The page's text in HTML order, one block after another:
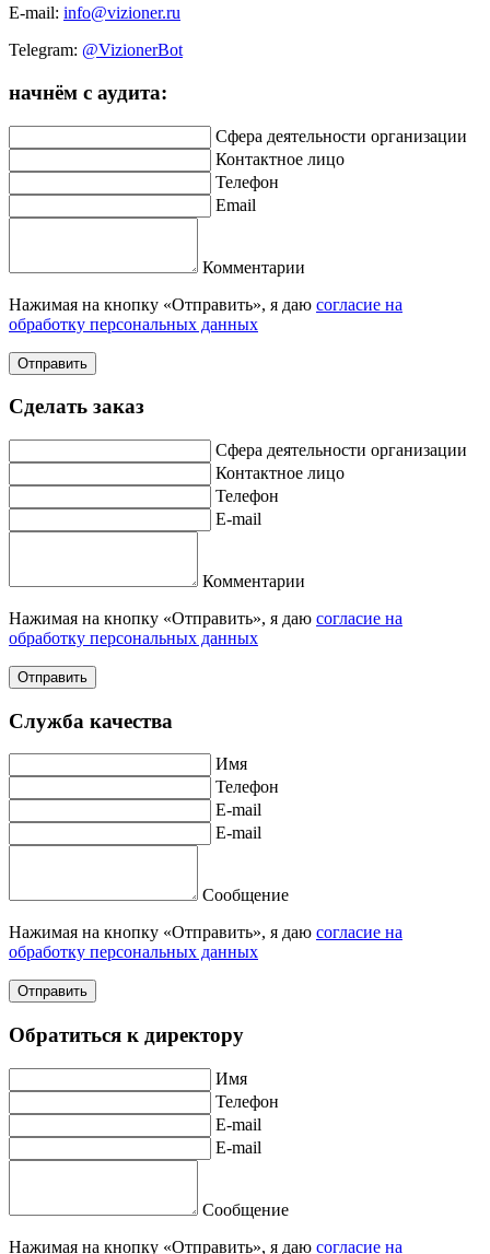
E-mail: info@vizioner.ru
Telegram: @VizionerBot
начнём с аудита:
Сфера деятельности организации
Контактное лицо
Телефон
Email
Комментарии
Нажимая на кнопку «Отправить», я даю согласие на
обработку персональных данных
Отправить
Сделать заказ
Сфера деятельности организации
Контактное лицо
Телефон
E-mail
Комментарии
Нажимая на кнопку «Отправить», я даю согласие на
обработку персональных данных
Отправить
Служба качества
Имя
Телефон
E-mail
E-mail
Сообщение
Нажимая на кнопку «Отправить», я даю согласие на
обработку персональных данных
Отправить
Обратиться к директору
Имя
Телефон
E-mail
E-mail
Сообщение
Нажимая на кнопку «Отправить», я даю согласие на